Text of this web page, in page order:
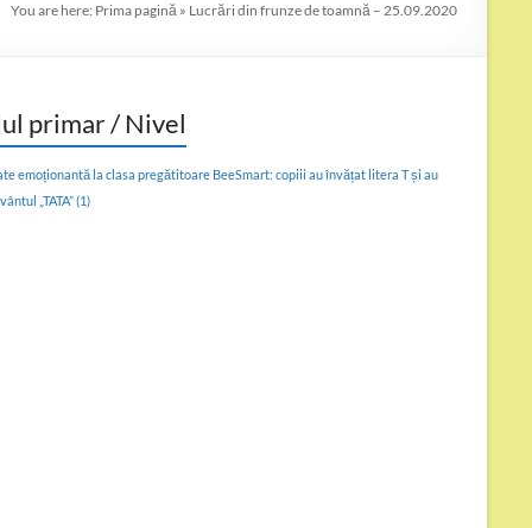
You are here: Prima pagină » Lucrări din frunze de toamnă – 25.09.2020
primar / Nivel
emoționantă la clasa pregătitoare BeeSmart: copiii au învățat litera T și au
„TATA”(1)